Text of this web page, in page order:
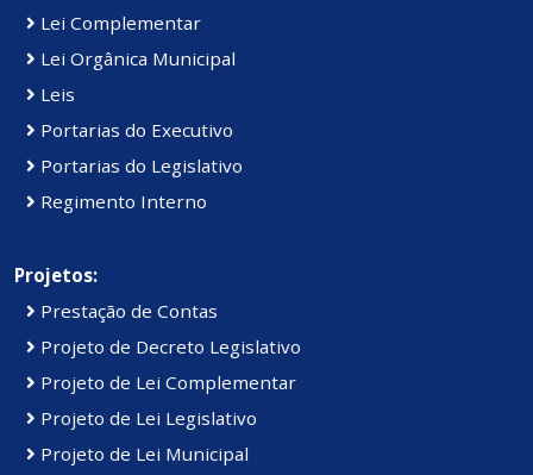
Lei Complementar
Lei Orgânica Municipal
Leis
Portarias do Executivo
Portarias do Legislativo
Regimento Interno
Projetos:
Prestação de Contas
Projeto de Decreto Legislativo
Projeto de Lei Complementar
Projeto de Lei Legislativo
Projeto de Lei Municipal